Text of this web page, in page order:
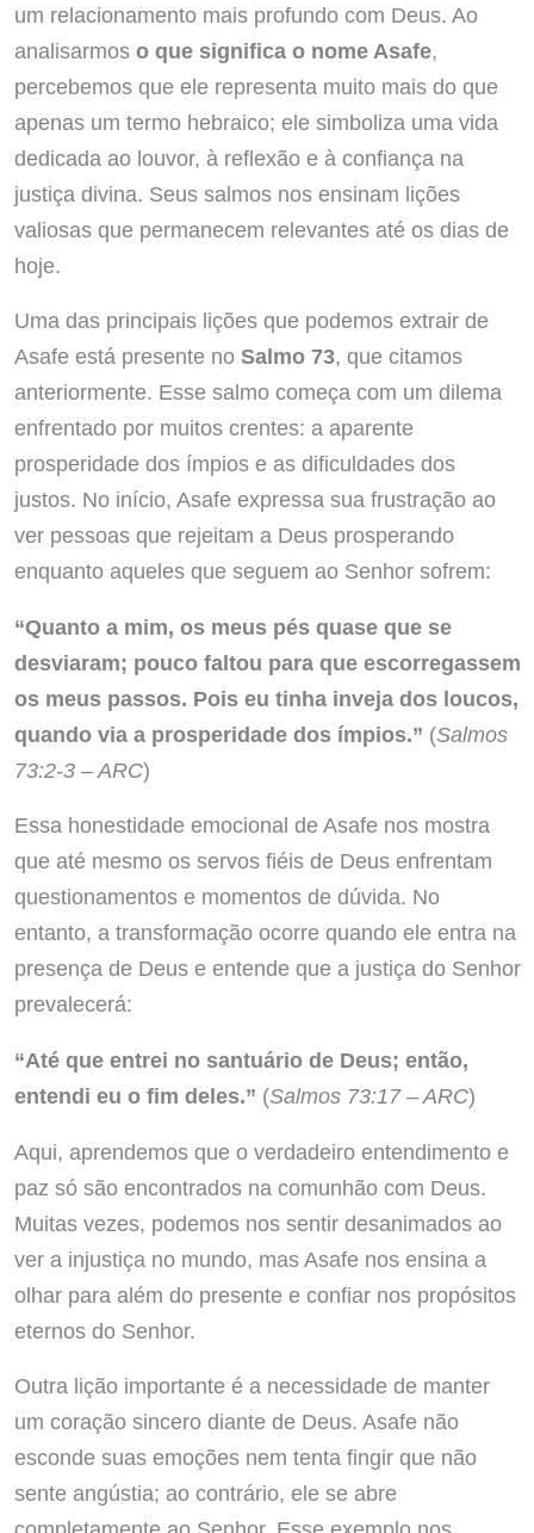
um relacionamento mais profundo com Deus. Ao
analisarmos o que significa o nome Asafe,
percebemos que ele representa muito mais do que
apenas um termo hebraico; ele simboliza uma vida
dedicada ao louvor, à reflexão e à confiança na
justiça divina. Seus salmos nos ensinam lições
valiosas que permanecem relevantes até os dias de
hoje.
Uma das principais lições que podemos extrair de
Asafe está presente no Salmo 73, que citamos
anteriormente. Esse salmo começa com um dilema
enfrentado por muitos crentes: a aparente
prosperidade dos ímpios e as dificuldades dos
justos. No início, Asafe expressa sua frustração ao
ver pessoas que rejeitam a Deus prosperando
enquanto aqueles que seguem ao Senhor sofrem:
“Quanto a mim, os meus pés quase que se
desviaram; pouco faltou para que escorregassem
os meus passos. Pois eu tinha inveja dos loucos,
quando via a prosperidade dos ímpios.” (Salmos
73:2-3 – ARC)
Essa honestidade emocional de Asafe nos mostra
que até mesmo os servos fiéis de Deus enfrentam
questionamentos e momentos de dúvida. No
entanto, a transformação ocorre quando ele entra na
presença de Deus e entende que a justiça do Senhor
prevalecerá:
“Até que entrei no santuário de Deus; então,
entendi eu o fim deles.” (Salmos 73:17 – ARC)
Aqui, aprendemos que o verdadeiro entendimento e
paz só são encontrados na comunhão com Deus.
Muitas vezes, podemos nos sentir desanimados ao
ver a injustiça no mundo, mas Asafe nos ensina a
olhar para além do presente e confiar nos propósitos
eternos do Senhor.
Outra lição importante é a necessidade de manter
um coração sincero diante de Deus. Asafe não
esconde suas emoções nem tenta fingir que não
sente angústia; ao contrário, ele se abre